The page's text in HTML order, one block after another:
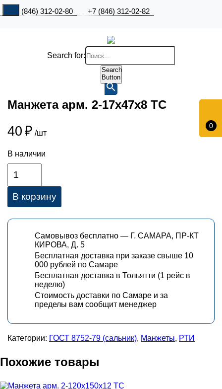
+7 (846) 312-02-80 +7 (846) 312-02-82
0
Search for:
Search
Button
Манжета арм. 2-17х47х8 ТC
40 ₽ /шт
В наличии
В корзину
Самовывоз бесплатно — Г. САМАРА, ПР-КТ
КИРОВА, Д. 5
Бесплатная доставка при заказе свыше 10
000 рублей по Самаре
Бесплатная доставка в Тольятти (1 рейс в
неделю)
Стоимость доставки по Самаре и за
пределы вам сообщит менеджер
Категории: ГОСТ 8752-79 (сальник), Манжеты, РТИ
Похожие товары